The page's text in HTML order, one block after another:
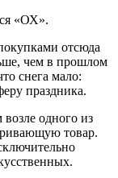
«ОХ».
отсюда
чем в прошлом
снега мало:
праздника.
одного из
товар.